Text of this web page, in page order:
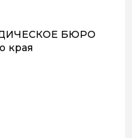
БЮРО
края